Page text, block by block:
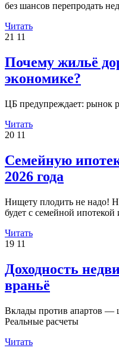
без шансов перепродать
Читать
21 11
Почему жильё
экономике?
ЦБ предупреждает: рынок
Читать
20 11
Семейную
2026 года
Нищету плодить не надо!
будет с семейной
Читать
19 11
Доходность
враньё
Вклады против апартов —
Реальные расчеты
Читать